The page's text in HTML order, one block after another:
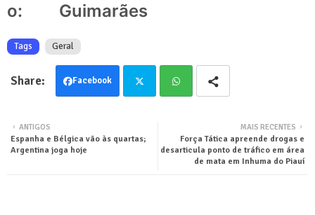
o:
Guimarães
Tags Geral
Facebook
ter tsa
MAIS RECENTES
Força Tática apreende drogas e
desarticula ponto de tráfico em área
de mata em Inhuma do Piauí
ANTIGOS
Espanha e Bélgica vão às quartas;
Argentina joga hoje